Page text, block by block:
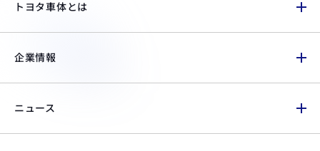
トヨタ車体とは
企業情報
ニュース